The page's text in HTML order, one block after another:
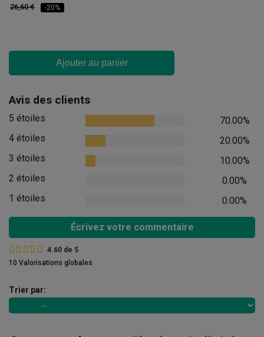
26,60 € -20%
Ajouter au panier
Avis des clients
5 étoiles
70.00%
4 étoiles
20.00%
3 étoiles
10.00%
2 étoiles
0.00%
1 étoiles
0.00%
Écrivez votre commentaire
4.60 de 5
10 Valorisations globales
Trier par: